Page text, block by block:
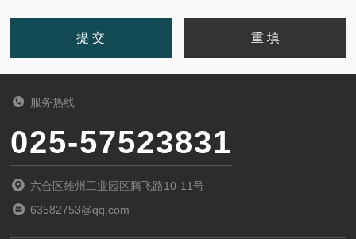
服务热线
025-57523831
六合区雄州工业园区腾飞路10-11号
63582753@qq.com